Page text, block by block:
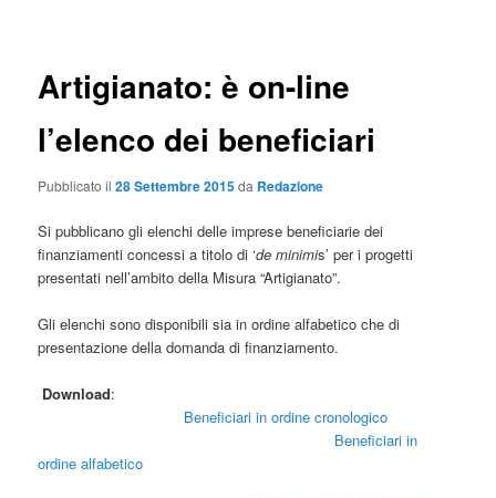
Artigianato: è on-line
l’elenco dei beneficiari
Pubblicato il28 Settembre 2015da Redazione
Si pubblicano gli elenchi delle imprese beneficiarie dei
finanziamenti concessi a titolo di ‘de minimis’ per i progetti
presentati nell’ambito della Misura “Artigianato”.
Gli elenchi sono disponibili sia in ordine alfabetico che di
presentazione della domanda di finanziamento.
Download:
Beneficiari in ordine cronologico
Beneficiari in
ordine alfabetico